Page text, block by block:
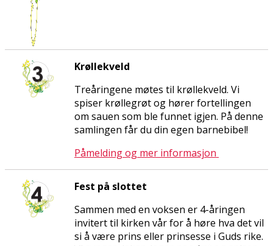
Krøllekveld
Treåringene møtes til krøllekveld. Vi
spiser krøllegrøt og hører fortellingen
om sauen som ble funnet igjen. På denne
samlingen får du din egen barnebibel!
Påmelding og mer informasjon
Fest på slottet
Sammen med en voksen er 4-åringen
invitert til kirken vår for å høre hva det vil
si å være prins eller prinsesse i Guds rike.